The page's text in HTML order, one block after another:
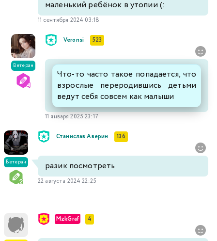
маленький ребёнок в утопии (:
11 сентября 2024 03:18
Ветеран
Veronsi 523
Что-то часто такое попадается, что
взрослые переродившись детьми
ведут себя совсем как малыши
11 января 2025 23:17
Ветеран
Станислав Аверин 136
разик посмотреть
22 августа 2024 22:25
MzkGraf 4